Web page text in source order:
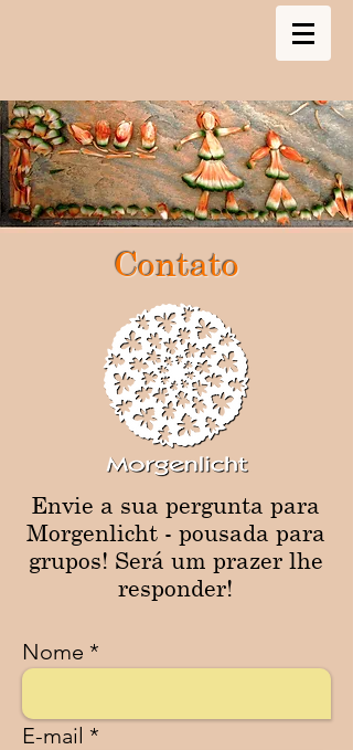
Contato
Envie a sua pergunta para
Morgenlicht - pousada para
grupos! Será um prazer lhe
responder!
Nome
E-mail